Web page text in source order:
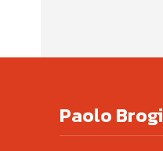
Paolo Brogi